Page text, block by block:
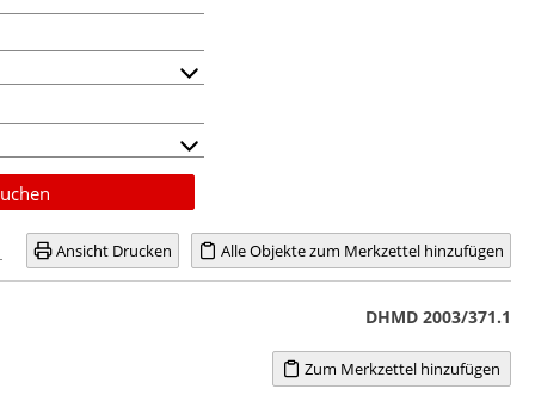
Alle Objekte zum Merkzettel hinzufügen
Ansicht Drucken
DHMD 2003/371.1
Zum Merkzettel hinzufügen